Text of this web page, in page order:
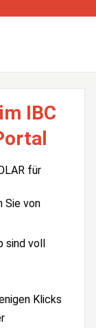
IBC
für
Sie von
sind voll
Klicks